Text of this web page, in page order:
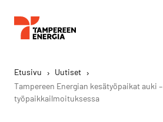
Etusivu › Uutiset ›
Tampereen Energian kesätyöpaikat auki
työpaikkailmoituksessa